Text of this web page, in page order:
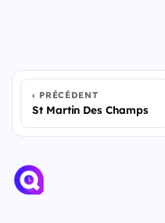
PRÉCÉDENT
St Martin Des Champs